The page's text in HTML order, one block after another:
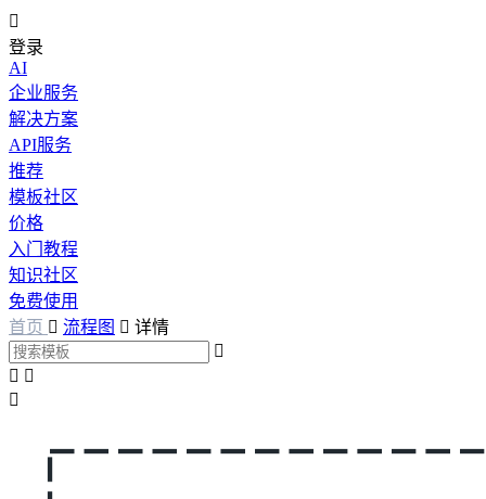

登录
AI
企业服务
解决方案
API服务
推荐
模板社区
价格
入门教程
知识社区
免费使用
首页  流程图  详情

 
